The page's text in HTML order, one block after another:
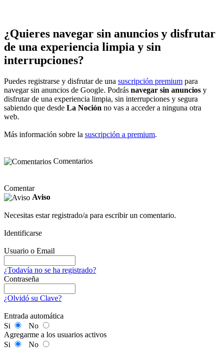
¿Quieres navegar sin anuncios y disfrutar
de una experiencia limpia y sin
interrupciones?
Puedes registrarse y disfrutar de una suscripción premium para
navegar sin anuncios de Google. Podrás navegar sin anuncios y
disfrutar de una experiencia limpia, sin interrupciones y segura
sabiendo que desde La Noción no vas a acceder a ninguna otra
web.
Más información sobre la suscripción a premium.
Comentarios
Comentar
Aviso
Necesitas estar registrado/a para escribir un comentario.
Identificarse
Usuario o Email
¿Todavía no se ha registrado?
Contraseña
¿Olvidó su Clave?
Entrada automática
Si
No
Agregarme a los usuarios activos
Si
No